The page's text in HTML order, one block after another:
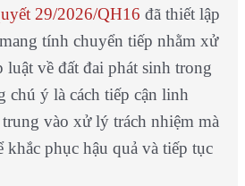
29/2026/QH16 đã thiết lập
tính chuyển tiếp nhằm xử
luật về đất đai phát sinh trong
chú ý là cách tiếp cận linh
vào xử lý trách nhiệm mà
khắc phục hậu quả và tiếp tục